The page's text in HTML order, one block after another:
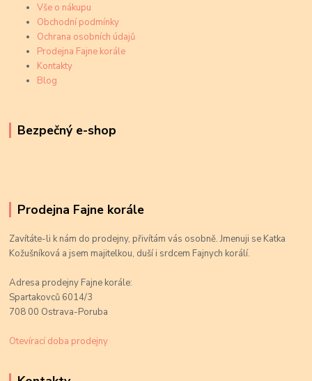
Vše o nákupu
Obchodní podmínky
Ochrana osobních údajů
Prodejna Fajne korále
Kontakty
Blog
Bezpečný e-shop
Prodejna Fajne korále
Zavítáte-li k nám do prodejny, přivítám vás osobně. Jmenuji se Katka
Kožušníková a jsem majitelkou, duší i srdcem Fajnych korálí.
Adresa prodejny Fajne korále:
Spartakovců 6014/3
708 00 Ostrava-Poruba
Otevírací doba prodejny